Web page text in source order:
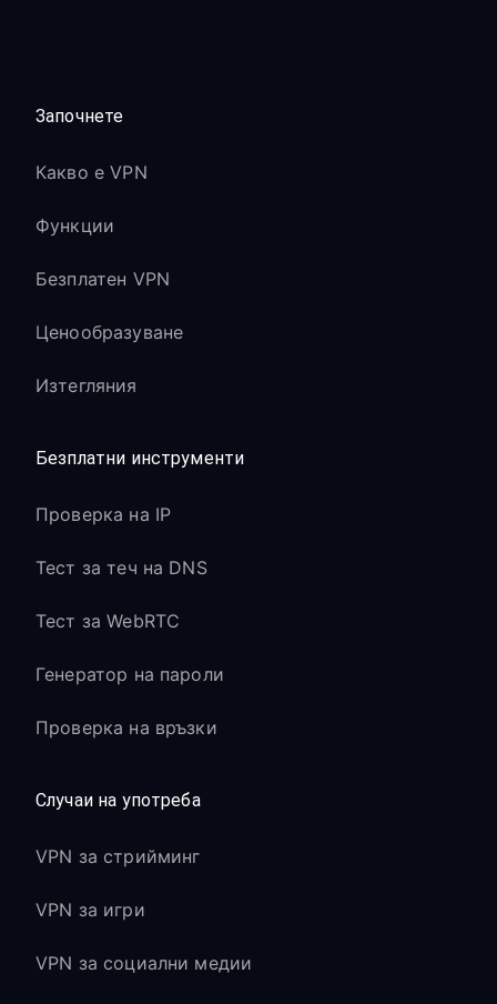
Започнете
Какво е VPN
Функции
Безплатен VPN
Ценообразуване
Изтегляния
Безплатни инструменти
Проверка на IP
Тест за теч на DNS
Тест за WebRTC
Генератор на пароли
Проверка на връзки
Случаи на употреба
VPN за стрийминг
VPN за игри
VPN за социални медии